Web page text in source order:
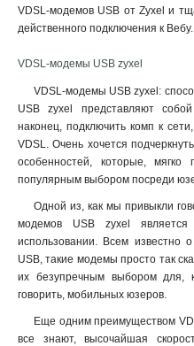
VDSL-модемов USB от Zyxel и
действенного подключения к Вебу.
VDSL-модемы USB zyxel
VDSL-модемы USB zyxel:
USB zyxel представляют
наконец, подключить комп к
VDSL. Очень хочется
особенностей, которые,
популярным выбором посреди
Одной из, как мы привыкли
модемов USB zyxel
использовании. Всем известно
USB, такие модемы просто так
их безупречным выбором для,
говорить, мобильных юзеров.
Еще одним преимуществом
все знают, высочайшая